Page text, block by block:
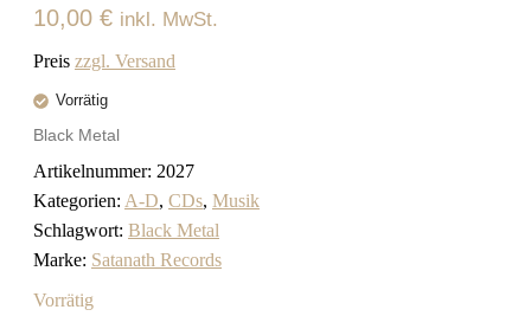
10,00 € inkl. MwSt.
Preis zzgl. Versand
Vorrätig
Black Metal
Artikelnummer: 2027
Kategorien: A-D, CDs, Musik
Schlagwort: Black Metal
Marke: Satanath Records
Vorrätig